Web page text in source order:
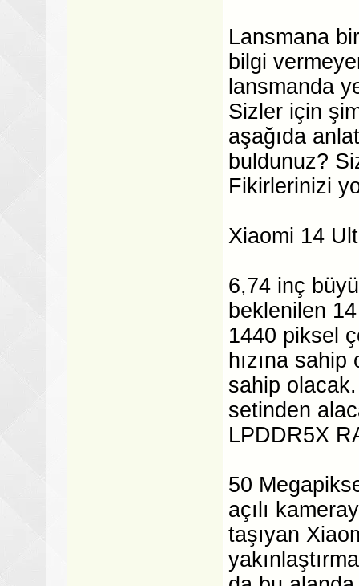
Lansmana
bilgi
lansmanda
Sizler için
aşağıda
buldunuz?
Fikirlerinizi
Xiaomi 14
6,74 inç
beklenilen
1440 piksel
hızına
sahip
setinden
LPDDR5X
50
açılı
taşıyan